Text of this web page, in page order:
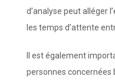
d’analyse peut alléger
les temps d’attente
Il est également
personnes concernées